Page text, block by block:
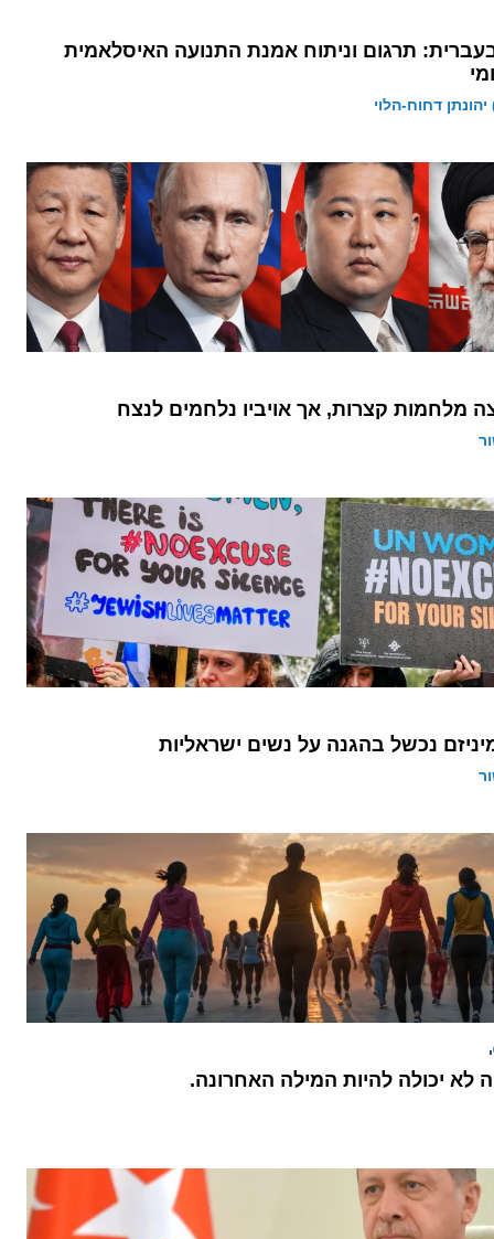
תרגום וניתוח אמנת התנועה האיסלאמית
דחוח-הלוי
מלחמות קצרות, אך אויביו נלחמים לנצח
נכשל בהגנה על נשים ישראליות
יכולה להיות המילה האחרונה.